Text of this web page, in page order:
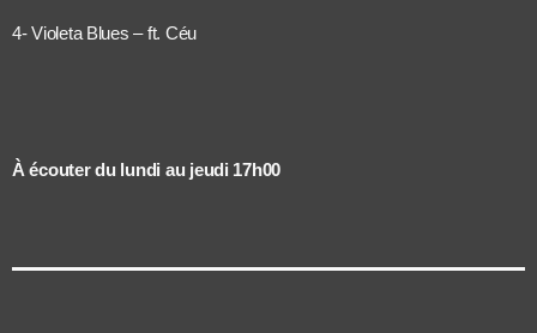
4- Violeta Blues – ft. Céu
À écouter du lundi au jeudi 17h00